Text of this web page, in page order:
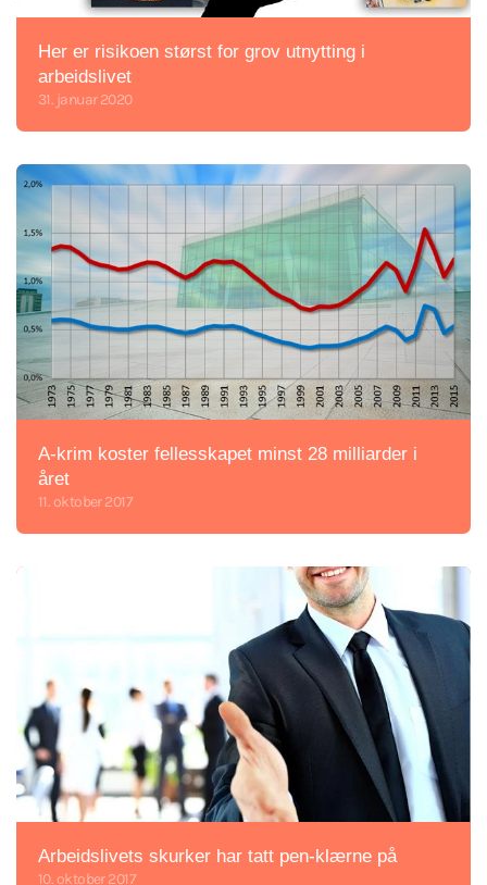
Her er risikoen størst for grov utnytting i
arbeidslivet
31. januar 2020
A-krim koster fellesskapet minst 28 milliarder i
året
11. oktober 2017
Arbeidslivets skurker har tatt pen-klærne på
10. oktober 2017